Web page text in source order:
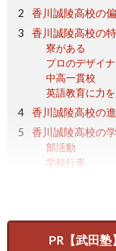
香川誠陵高校の
香川誠陵高校の
寮がある
プロのデザイ
中高一貫校
英語教育に力
香川誠陵高校の
香川誠陵高校の
部活動
学校行事
香川誠陵高校の
香川誠陵高校の
PR【武田塾